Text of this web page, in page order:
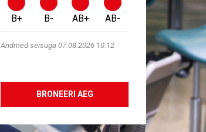
B+ B- AB+ AB-
Andmed seisuga 07.08.2026 10:12
BRONEERI AEG